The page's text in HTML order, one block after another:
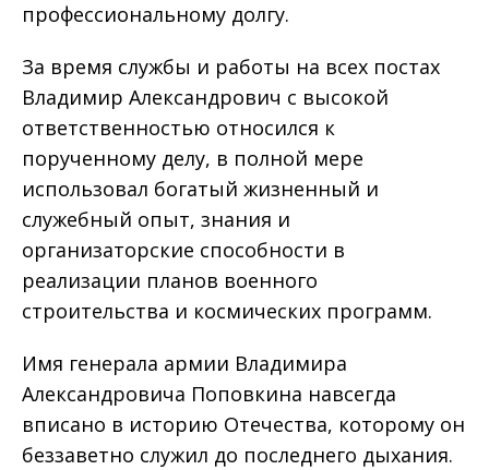
профессиональному долгу.
За время службы и работы на всех постах
Владимир Александрович с высокой
ответственностью относился к
порученному делу, в полной мере
использовал богатый жизненный и
служебный опыт, знания и
организаторские способности в
реализации планов военного
строительства и космических программ.
Имя генерала армии Владимира
Александровича Поповкина навсегда
вписано в историю Отечества, которому он
беззаветно служил до последнего дыхания.